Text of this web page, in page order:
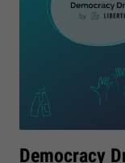
​Democracy